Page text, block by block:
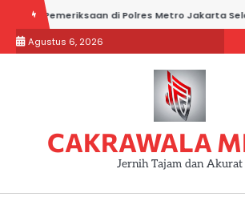
content
Pemeriksaan di Polres Metro Jakarta Selatan
Agustus 6, 2026
CAKRAWALA
Jernih Tajam dan Akurat